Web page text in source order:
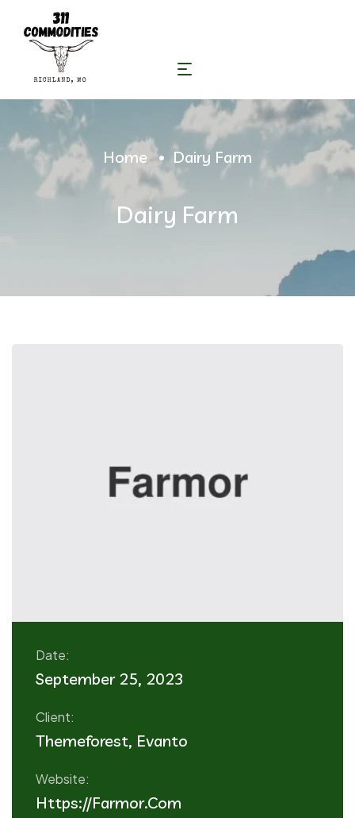
Home Dairy Farm
Dairy Farm
Date:
September 25, 2023
Client:
Themeforest, Evanto
Website:
Https://farmor.com